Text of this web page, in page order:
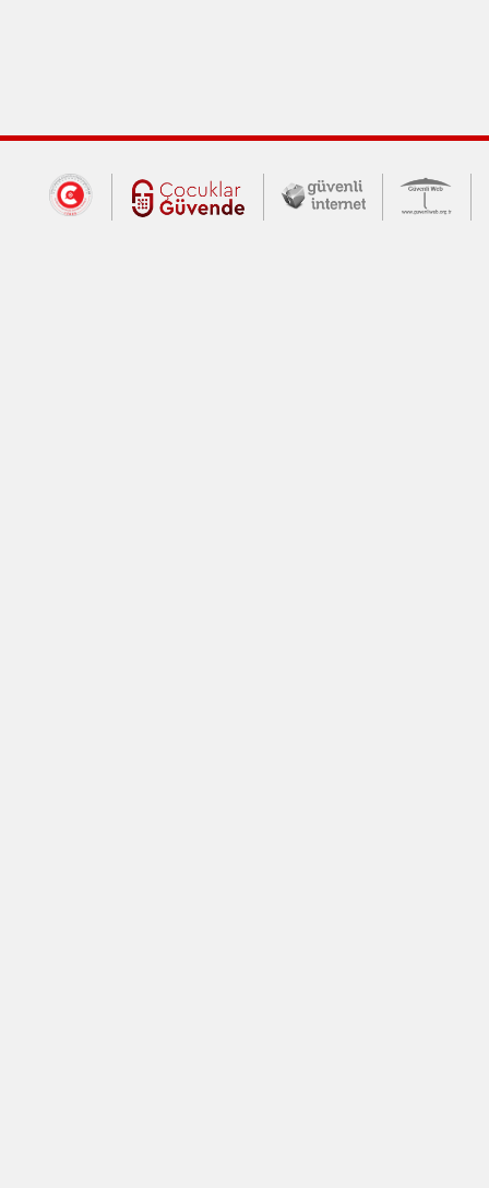
Dış Bağlantılar
Cumhurbaşkanlığı İletişim Merkezi
Çocuklar Güvende (yeni
Güvenli